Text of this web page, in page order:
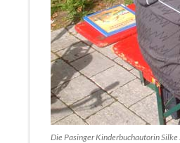
Die Pasinger Kinderbuchautorin